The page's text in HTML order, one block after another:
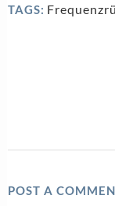
TAGS:
POST A